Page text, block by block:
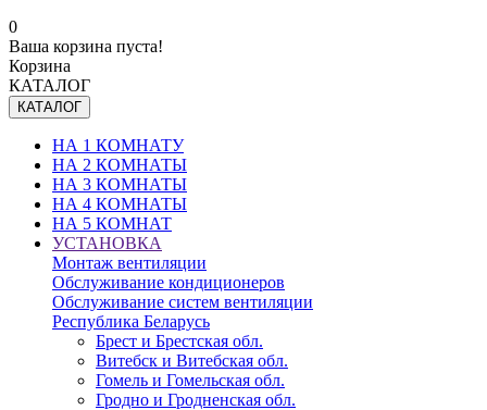
0
Ваша корзина пуста!
Корзина
КАТАЛОГ
КАТАЛОГ
НА 1 КОМНАТУ
НА 2 КОМНАТЫ
НА 3 КОМНАТЫ
НА 4 КОМНАТЫ
НА 5 КОМНАТ
УСТАНОВКА
Монтаж вентиляции
Обслуживание кондиционеров
Обслуживание систем вентиляции
Республика Беларусь
Брест и Брестская обл.
Витебск и Витебская обл.
Гомель и Гомельская обл.
Гродно и Гродненская обл.